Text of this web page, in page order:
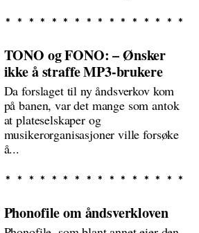
TONO og FONO: – Ønsker
ikke å straffe MP3-brukere
Da forslaget til ny åndsverkov kom
på banen, var det mange som antok
at plateselskaper og
musikerorganisasjoner ville forsøke
å...
Phonofile om åndsverkloven